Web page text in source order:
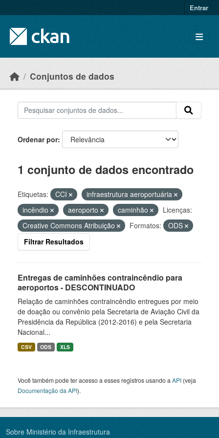
Entrar
Conjuntos de dados
Ordenar por
1 conjunto de dados encontrado
Etiquetas: CCI
infraestrutura aeroportuária
incêndio
aeroporto caminhão
Licenças:
Creative Commons Atribuição
Formatos:
ODS
Filtrar Resultados
Entregas de caminhões contraincêndio para
aeroportos - DESCONTINUADO
Relação de caminhões contraincêndio entregues por meio
de doação ou convênio pela Secretaria de Aviação Civil da
Presidência da República (2012-2016) e pela Secretaria
Nacional...
CSV ODS XLS
Você também pode ter acesso a esses registros usando a API (veja
Documentação da API).
Sobre Ministério da Infraestrutura